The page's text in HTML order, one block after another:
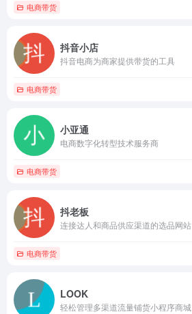
电商带货
抖音小店
抖音电商为商家提供带货的工具
电商带货
小亚通
电商数字化转型技术服务商
电商带货
抖老板
连接达人和商品供应渠道的选品网站
电商带货
LOOK
轻松管理多渠道流量铺货小程序商城